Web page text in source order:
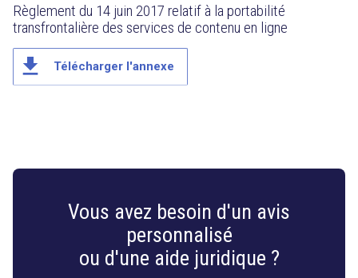
Règlement du 14 juin 2017 relatif à la portabilité
transfrontalière des services de contenu en ligne
file_download Télécharger l'annexe
Vous avez besoin d'un avis
personnalisé
ou d'une aide juridique ?